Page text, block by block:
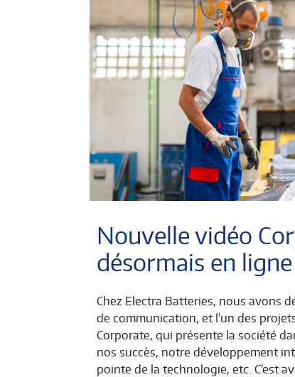
Nouvelle vidéo
désormais en ligne
Chez Electra Batteries, nous avons
de communication, et l’un des
Corporate, qui présente la société
nos succès, notre développement
pointe de la technologie, etc. C’est